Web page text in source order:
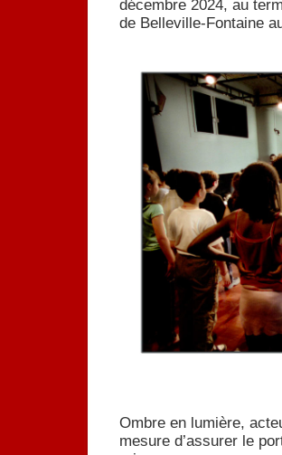
décembre 2024, au
de Belleville-Fontaine
Ombre en lumière,
mesure d’assurer le